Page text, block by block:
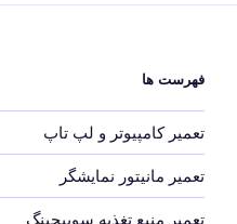
فهرست ها
تعمیر کامپیوتر و لپ تاپ
تعمیر مانیتور نمایشگر
تعمیر منبع تغذیه سوییچینگ